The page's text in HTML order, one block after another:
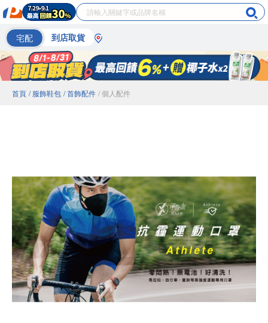
宅配 到店取貨
首頁 / 服飾鞋包 / 首飾配件 / 個人配件